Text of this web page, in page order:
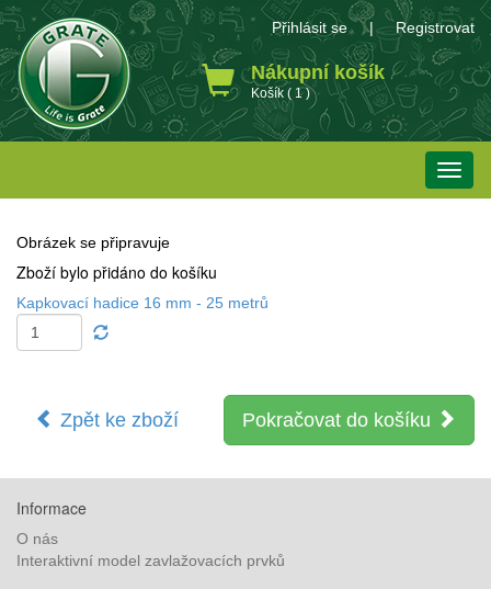
Přihlásit se | Registrovat
Nákupní košík
Košík ( 1 )
Toggle
Obrázek se připravuje
Zboží bylo přidáno do košíku
Kapkovací hadice 16 mm - 25 metrů
Zpět ke zboží Pokračovat do košíku
Informace
O nás
Interaktivní model zavlažovacích prvků